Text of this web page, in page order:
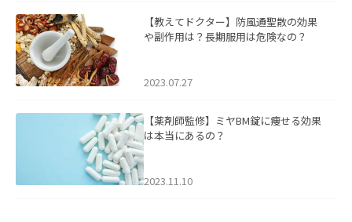
【教えてドクター】防風通聖散の効果
や副作用は？長期服用は危険なの？
2023.07.27
【薬剤師監修】ミヤBM錠に痩せる効果
は本当にあるの？
2023.11.10